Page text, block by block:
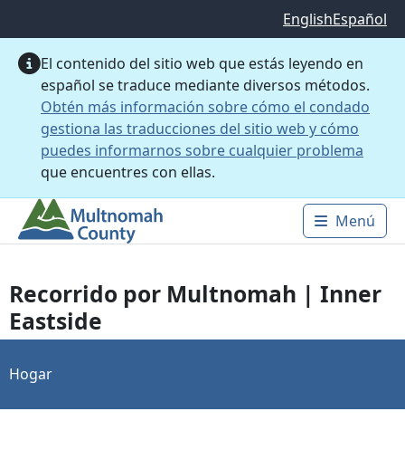
EnglishEspañol
El contenido del sitio web que estás leyendo en
español se traduce mediante diversos métodos.
Obtén más información sobre cómo el condado
gestiona las traducciones del sitio web y cómo
puedes informarnos sobre cualquier problema
que encuentres con ellas.
Main
Menú
Recorrido por Multnomah | Inner
Eastside
Hogar